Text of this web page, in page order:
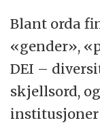
Blant orda
«gender»,
DEI –
skjellsord,